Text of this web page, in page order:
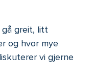
greit, litt
og hvor mye
vi gjerne